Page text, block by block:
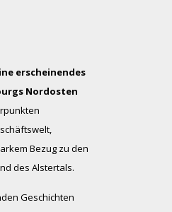
erscheinendes
Nordosten
Bezug zu den
des Alstertals.
Geschichten